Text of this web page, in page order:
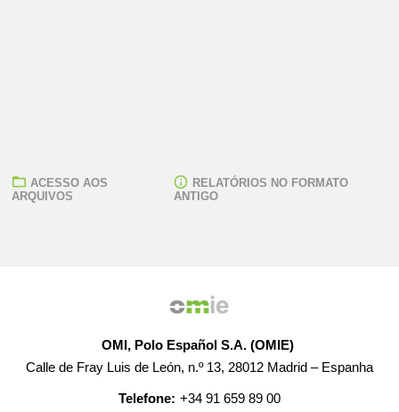
ACESSO AOS
ARQUIVOS
RELATÓRIOS NO FORMATO
ANTIGO
OMI, Polo Español S.A. (OMIE)
Calle de Fray Luis de León, n.º 13, 28012 Madrid – Espanha
Telefone: +34 91 659 89 00